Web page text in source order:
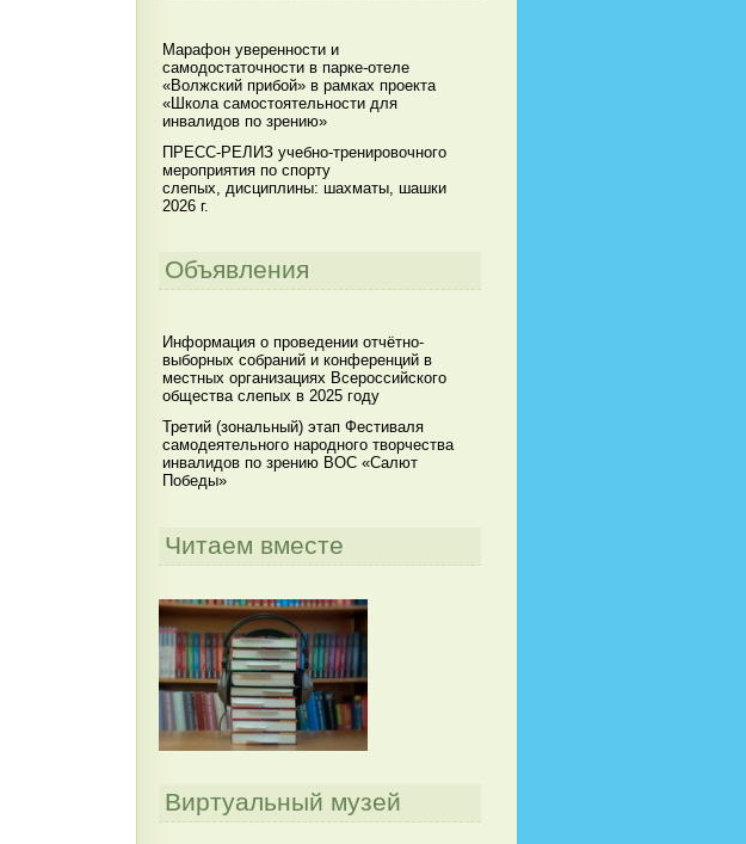
Марафон уверенности и
самодостаточности в парке-отеле
«Волжский прибой» в рамках проекта
«Школа самостоятельности для
инвалидов по зрению»
ПРЕСС-РЕЛИЗ учебно-тренировочного
мероприятия по спорту
слепых, дисциплины: шахматы, шашки
2026 г.
Объявления
Информация о проведении отчётно-
выборных собраний и конференций в
местных организациях Всероссийского
общества слепых в 2025 году
Третий (зональный) этап Фестиваля
самодеятельного народного творчества
инвалидов по зрению ВОС «Салют
Победы»
Читаем вместе
Виртуальный музей